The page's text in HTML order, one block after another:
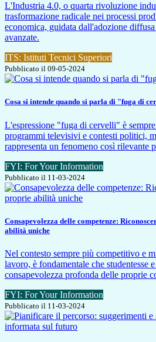
L'Industria 4.0, o quarta rivoluzione
trasformazione radicale nei processi
economica, guidata dall'adozione
avanzate.
ITS: Istituti Tecnici Superiori
Pubblicato il 09-05-2024
Cosa si intende quando si parla di "fuga di
L'espressione "fuga di cervelli" è
programmi televisivi e contesti politici,
rappresenta un fenomeno così rilevante
FYI: For Your Information
Pubblicato il 11-03-2024
Consapevolezza delle competenze:
abilità uniche
Nel contesto sempre più competitivo e
lavoro, è fondamentale che studentesse
consapevolezza profonda delle proprie
FYI: For Your Information
Pubblicato il 11-03-2024